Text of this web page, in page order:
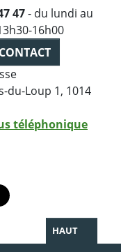
47- du lundi au
16h00
du-Loup 1, 1014
téléphonique
Linkedin
profil Facebook
le profil Twitter
par WhatsApp
HAUT